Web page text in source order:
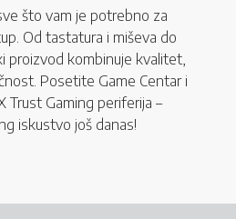
što vam je potrebno za
Od tastatura i miševa do
proizvod kombinuje kvalitet,
Posetite Game Centar i
Trust Gaming periferija –
iskustvo još danas!